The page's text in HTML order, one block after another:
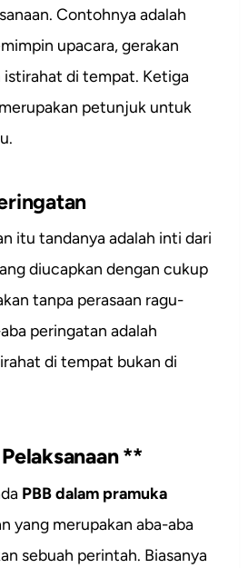
Contohnya adalah
upacara, gerakan
istirahat di tempat. Ketiga
petunjuk untuk
itu tandanya adalah inti dari
diucapkan dengan cukup
tanpa perasaan ragu-
peringatan adalah
di tempat bukan di
**
PBB dalam pramuka
yang merupakan aba-aba
sebuah perintah. Biasanya